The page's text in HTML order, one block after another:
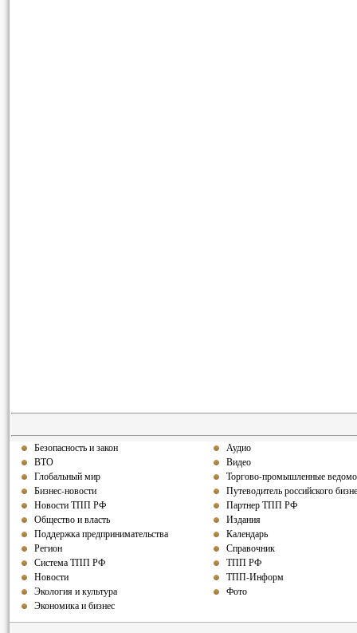
Безопасность и закон
ВТО
Глобальный мир
Бизнес-новости
Новости ТПП РФ
Общество и власть
Поддержка предпринимательства
Регион
Система ТПП РФ
Новости
Экология и культура
Экономика и бизнес
Аудио
Видео
Торгово-промышленные
Путеводитель российского
Партнер ТПП РФ
Издания
Календарь
Справочник
ТПП РФ
ТПП-Информ
Фото